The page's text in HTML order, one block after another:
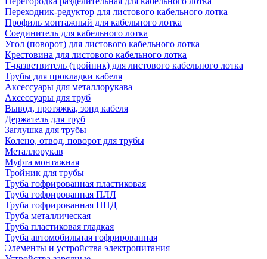
Переходник-редуктор для листового кабельного лотка
Профиль монтажный для кабельного лотка
Соединитель для кабельного лотка
Угол (поворот) для листового кабельного лотка
Крестовина для листового кабельного лотка
Т-разветвитель (тройник) для листового кабельного лотка
Трубы для прокладки кабеля
Аксессуары для металлорукава
Аксессуары для труб
Вывод, протяжка, зонд кабеля
Держатель для труб
Заглушка для трубы
Колено, отвод, поворот для трубы
Металлорукав
Муфта монтажная
Тройник для трубы
Труба гофрированная пластиковая
Труба гофрированная ПЛЛ
Труба гофрированная ПНД
Труба металлическая
Труба пластиковая гладкая
Труба автомобильная гофрированная
Элементы и устройства электропитания